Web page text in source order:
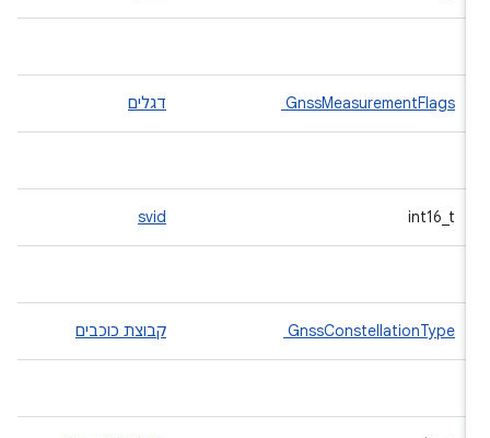
GnssMeasurementFlags דגלים
int16_t
svid
GnssConstellationType קבוצת כוכבים